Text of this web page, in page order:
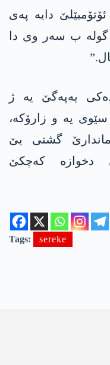
دایە پەی
ب سەر وی دا
یەپەگێ یە ژ
سێوی یە و زارۆکە،
گشتی یێ
دخوازە کەچکێ
Tags: sereke